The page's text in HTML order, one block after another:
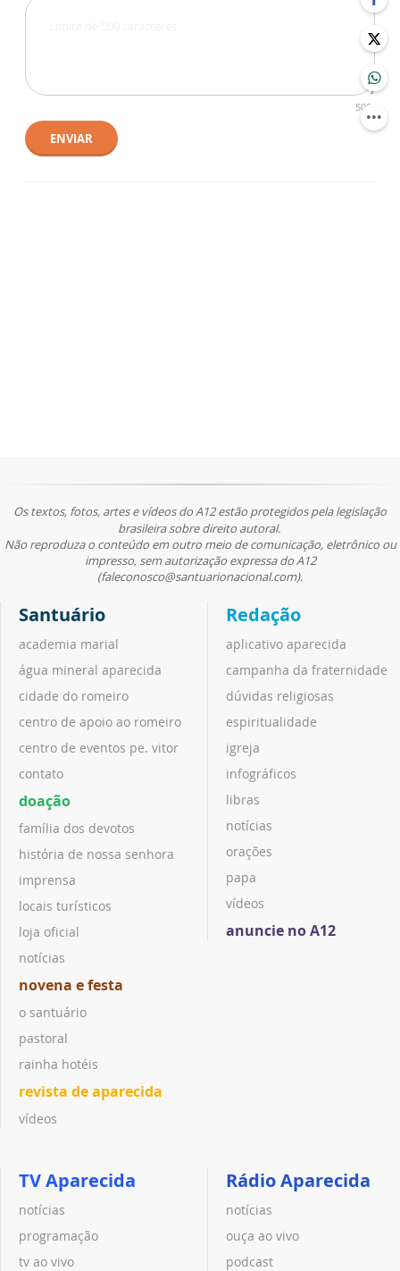
500
ENVIAR
Os textos, fotos, artes e vídeos do A12 estão protegidos pela legislação
brasileira sobre direito autoral.
Não reproduza o conteúdo em outro meio de comunicação, eletrônico ou
impresso, sem autorização expressa do A12
(faleconosco@santuarionacional.com).
Santuário
academia marial
água mineral aparecida
cidade do romeiro
centro de apoio ao romeiro
centro de eventos pe. vitor
contato
doação
família dos devotos
história de nossa senhora
imprensa
locais turísticos
loja oficial
notícias
novena e festa
o santuário
pastoral
rainha hotéis
revista de aparecida
vídeos
Redação
aplicativo aparecida
campanha da fraternidade
dúvidas religiosas
espiritualidade
igreja
infográficos
libras
notícias
orações
papa
vídeos
anuncie no A12
TV Aparecida
notícias
programação
tv ao vivo
Rádio Aparecida
notícias
ouça ao vivo
podcast